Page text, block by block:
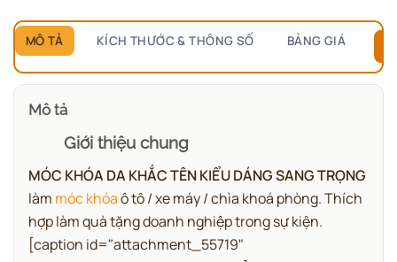
MÔ TẢ KÍCH THƯỚC & THÔNG SỐ BẢNG GIÁ
Mô tả
Giới thiệu chung
MÓC KHÓA DA KHẮC TÊN KIỂU DÁNG SANG TRỌNG
làm móc khóaô tô / xe máy / chìa khoá phòng. Thích
hợp làm quà tặng doanh nghiệp trong sự kiện.
[caption id="attachment_55719"